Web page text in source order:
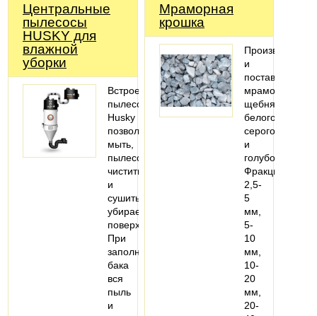
Центральные
пылесосы
HUSKY для
влажной
уборки
Встроенные
пылесосы
Husky
позволяют
мыть,
пылесосить,
чистить
и
сушить
убираемые
поверхности.
При
заполнении
бака
вся
пыль
и
Мраморная
крошка
Производство
и
поставки
мраморного
щебня
белого,
серого
и
голубого.
Фракции
2,5-
5
мм,
5-
10
мм,
10-
20
мм,
20-